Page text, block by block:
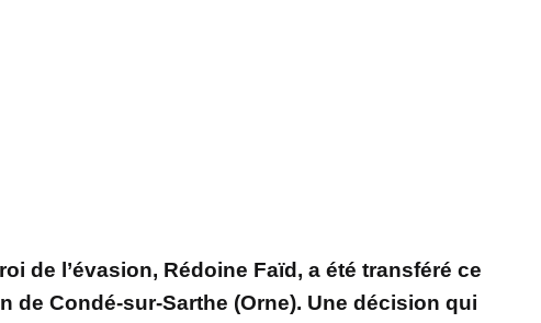
de l’évasion, Rédoine Faïd, a été transféré ce
de Condé-sur-Sarthe (Orne). Une décision qui